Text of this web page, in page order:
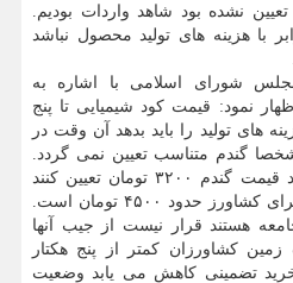
نشده بود شاهد واردات بودیم.
با هزینه های تولید محصول نباشد
شورای اسلامی با اشاره به
نمود: قیمت کود شیمیایی تا پنج
های تولید را باید بدهد آن وقت در
گندم متناسب تعیین نمی گردد.
شنیده شده امسال می خواهند قیمت گندم ۳۲۰۰ تومان تعیین کنند
حال این که هزینه تمام شده برای کشاورز حدود ۴۵۰۰ تومان است.
هستند قرار نیست از جیب آنها
کشاورزان کمتر از پنج هکتار
تضمینی کاهش می یابد وضعیت